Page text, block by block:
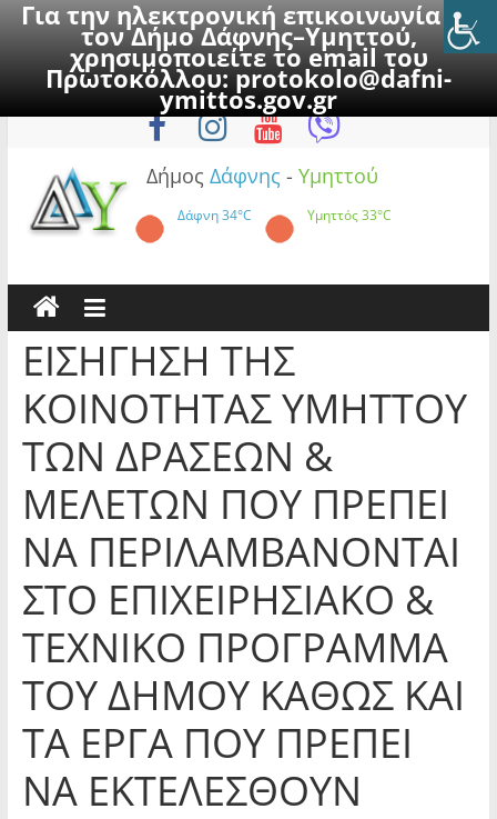
Για την ηλεκτρονική επικοινωνία με
τον Δήμο Δάφνης–Υμηττού,
χρησιμοποιείτε το email του
Πρωτοκόλλου:protokolo@dafni-
ymittos.gov.gr
to
Κυριακή, 9 Αυγούστου 2026
Δήμος Δάφνης - Υμηττού
Δάφνη34°C Υμηττός33°C
ΕΙΣΗΓΗΣΗ ΤΗΣ
ΚΟΙΝΟΤΗΤΑΣ ΥΜΗΤΤΟΥ
ΤΩΝ ΔΡΑΣΕΩΝ &
ΜΕΛΕΤΩΝ ΠΟΥ ΠΡΕΠΕΙ
ΝΑ ΠΕΡΙΛΑΜΒΑΝΟΝΤΑΙ
ΣΤΟ ΕΠΙΧΕΙΡΗΣΙΑΚΟ &
ΤΕΧΝΙΚΟ ΠΡΟΓΡΑΜΜΑ
ΤΟΥ ΔΗΜΟΥ ΚΑΘΩΣ ΚΑΙ
ΤΑ ΕΡΓΑ ΠΟΥ ΠΡΕΠΕΙ
ΝΑ ΕΚΤΕΛΕΣΘΟΥΝ